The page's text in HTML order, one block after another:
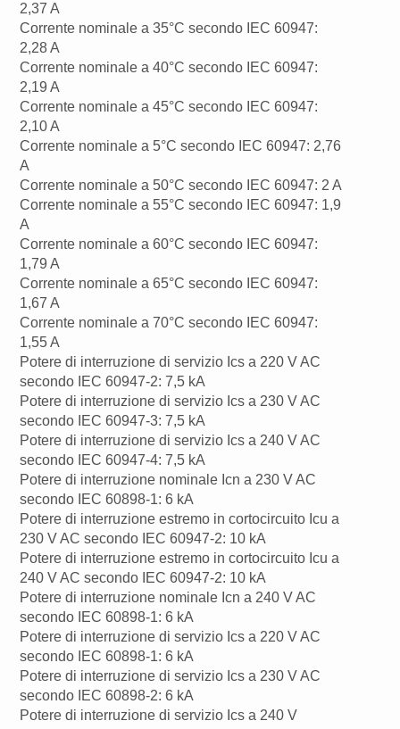
2,37 A
Corrente nominale a 35°C secondo IEC 60947:
2,28 A
Corrente nominale a 40°C secondo IEC 60947:
2,19 A
Corrente nominale a 45°C secondo IEC 60947:
2,10 A
Corrente nominale a 5°C secondo IEC 60947: 2,76
A
Corrente nominale a 50°C secondo IEC 60947: 2 A
Corrente nominale a 55°C secondo IEC 60947: 1,9
A
Corrente nominale a 60°C secondo IEC 60947:
1,79 A
Corrente nominale a 65°C secondo IEC 60947:
1,67 A
Corrente nominale a 70°C secondo IEC 60947:
1,55 A
Potere di interruzione di servizio Ics a 220 V AC
secondo IEC 60947-2: 7,5 kA
Potere di interruzione di servizio Ics a 230 V AC
secondo IEC 60947-3: 7,5 kA
Potere di interruzione di servizio Ics a 240 V AC
secondo IEC 60947-4: 7,5 kA
Potere di interruzione nominale Icn a 230 V AC
secondo IEC 60898-1: 6 kA
Potere di interruzione estremo in cortocircuito Icu a
230 V AC secondo IEC 60947-2: 10 kA
Potere di interruzione estremo in cortocircuito Icu a
240 V AC secondo IEC 60947-2: 10 kA
Potere di interruzione nominale Icn a 240 V AC
secondo IEC 60898-1: 6 kA
Potere di interruzione di servizio Ics a 220 V AC
secondo IEC 60898-1: 6 kA
Potere di interruzione di servizio Ics a 230 V AC
secondo IEC 60898-2: 6 kA
Potere di interruzione di servizio Ics a 240 V